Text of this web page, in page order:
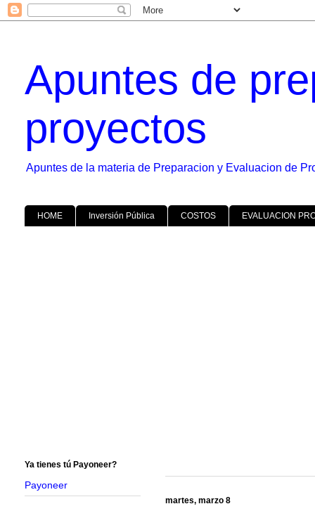
Apuntes de
proyectos
Apuntes de la materia de Preparacion y Evaluacion de
HOME Inversión Pública COSTOS EVALUACION
martes, marzo 8
Ya tienes tú Payoneer?
Payoneer